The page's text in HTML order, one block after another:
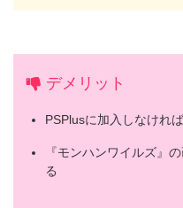
デメリット
PSPlusに加入しなけれ
『モンハンワイルズ』
る